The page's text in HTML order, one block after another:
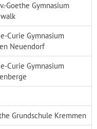
v.-Goethe Gymnasium
Curie Gymnasium
Neuendorf
Curie Gymnasium
Grundschule Kremmen